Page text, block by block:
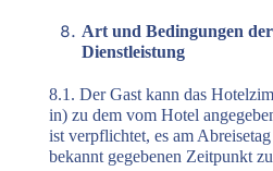
Art und Bedingungen
Dienstleistung
8.1. Der Gast kann das
in) zu dem vom Hotel
ist verpflichtet, es am
bekannt gegebenen Zeitpunkt